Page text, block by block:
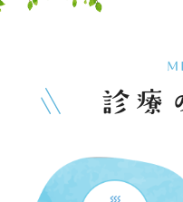
診療